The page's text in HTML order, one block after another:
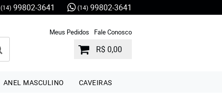
(14) 99802-3641 (14) 99802-3641
Meus Pedidos Fale Conosco
R$ 0,00
ANEL MASCULINO CAVEIRAS